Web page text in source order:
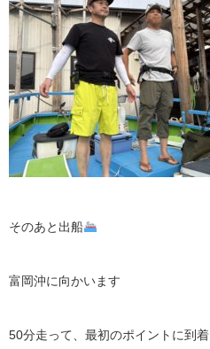
そのあと出船
富岡沖に向かいます
50分走って、最初のポイントに到着